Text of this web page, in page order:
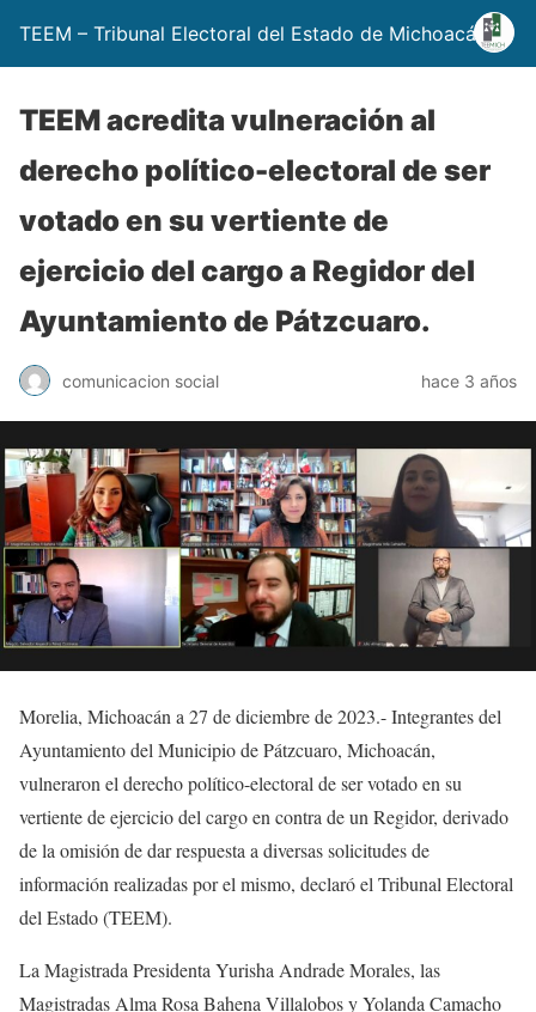
TEEM – Tribunal Electoral del Estado de Michoacán
TEEM acredita vulneración al
derecho político-electoral de ser
votado en su vertiente de
ejercicio del cargo a Regidor del
Ayuntamiento de Pátzcuaro.
comunicacion social hace 3 años
Morelia, Michoacán a 27 de diciembre de​ 2023.- Integrantes del
Ayuntamiento del Municipio de Pátzcuaro, Michoacán,
vulneraron​ el derecho político-electoral de ser votado en su
vertiente de ejercicio del cargo en contra de un Regidor, derivado
de la omisión de dar respuesta a diversas solicitudes de
información realizadas por el mismo, declaró el Tribunal Electoral
del Estado (TEEM).
La Magistrada Presidenta Yurisha Andrade Morales, las
Magistradas Alma Rosa Bahena Villalobos y Yolanda Camacho